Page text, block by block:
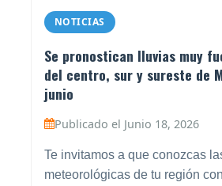
NOTICIAS
Se pronostican lluvias muy
del centro, sur y sureste de
junio
Publicado el Junio 18, 2026
Te invitamos a que conozcas
meteorológicas de tu región